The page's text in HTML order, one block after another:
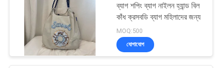
অ বোনা ফ্যাব্রিক শপিং ব্যাগ
ব্যাগ শপিং ব্যাগ নাইলন হ্যান্ড বিল
কাঁধ ক্রসবডি ব্যাগ মহিলাদের জন্য
MOQ:500
যোগাযোগ